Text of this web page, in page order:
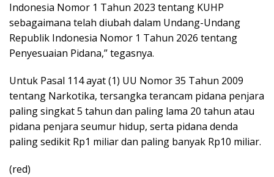
Indonesia Nomor 1 Tahun 2023 tentang KUHP
sebagaimana telah diubah dalam Undang-Undang
Republik Indonesia Nomor 1 Tahun 2026 tentang
Penyesuaian Pidana,” tegasnya.
Untuk Pasal 114 ayat (1) UU Nomor 35 Tahun 2009
tentang Narkotika, tersangka terancam pidana penjara
paling singkat 5 tahun dan paling lama 20 tahun atau
pidana penjara seumur hidup, serta pidana denda
paling sedikit Rp1 miliar dan paling banyak Rp10 miliar.
(red)